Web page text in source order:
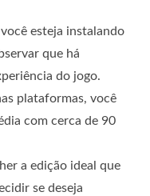
esteja instalando
que há
do jogo.
plataformas, você
com cerca de 90
a edição ideal que
se deseja